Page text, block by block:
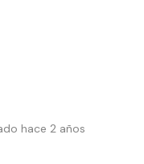
hace 2 años